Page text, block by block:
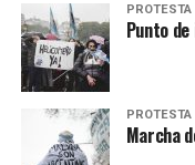
PROTESTA
Punto
PROTESTA
Marcha